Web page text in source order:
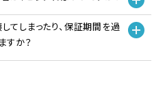
てしまったり、保証期間を過
すか？